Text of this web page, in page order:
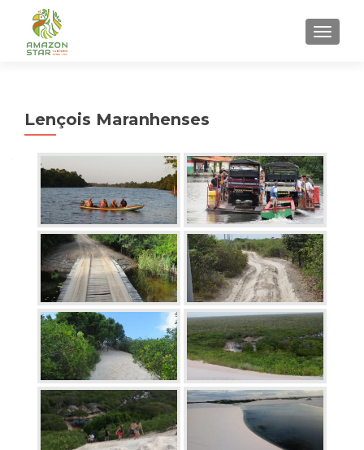
Lençois Maranhenses